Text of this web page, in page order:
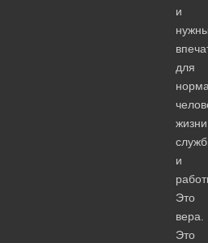
и
для
и
Это
вера.
Это